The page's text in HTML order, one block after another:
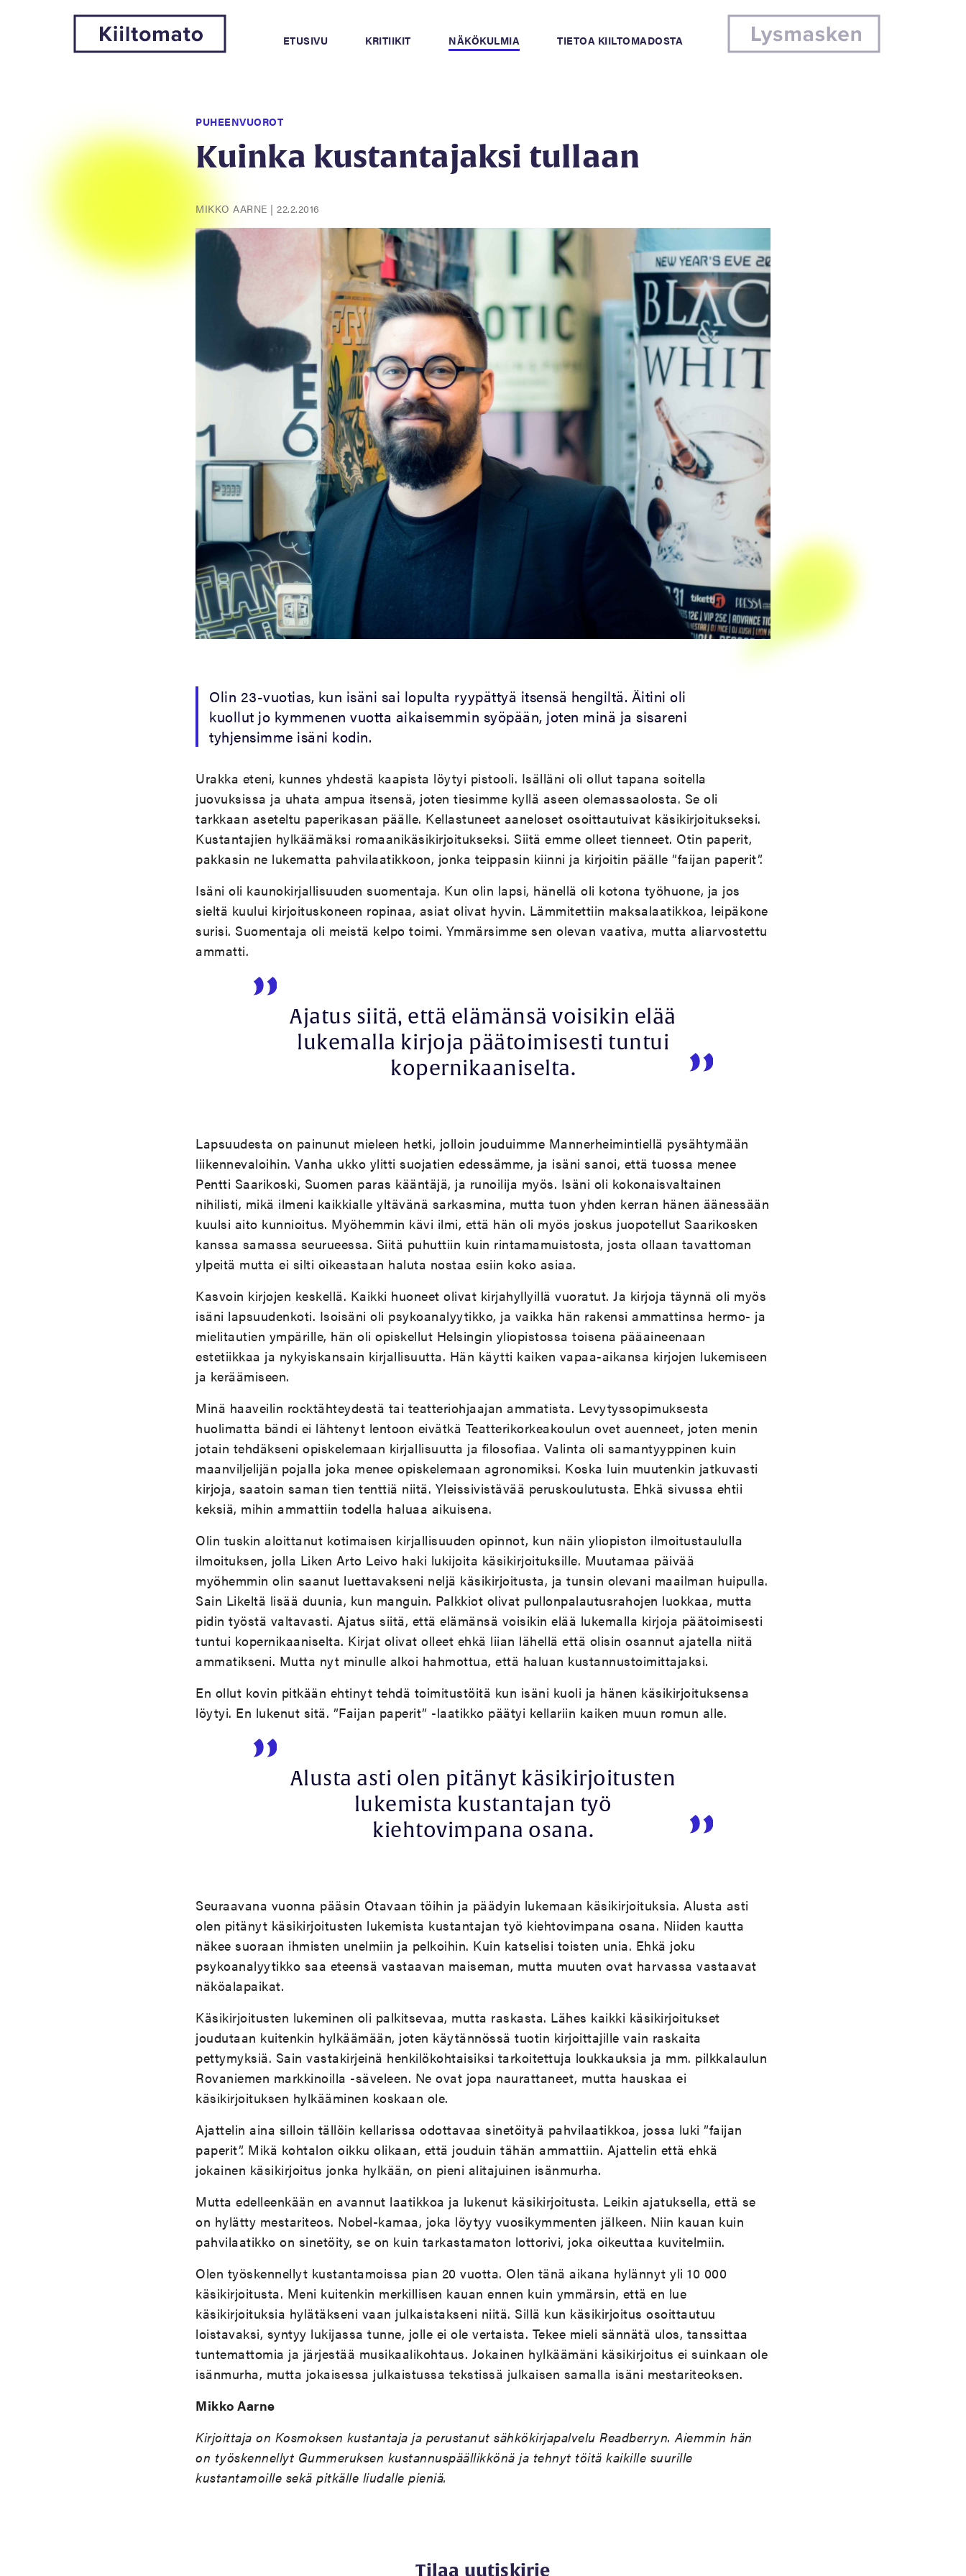
ETUSIVU KRITIIKIT NÄKÖKULMIA TIETOA KIILTOMADOSTA
PUHEENVUOROT
Kuinka kustantajaksi tullaan
MIKKO AARNE | 22.2.2016
Olin 23-vuotias, kun isäni sai lopulta ryypättyä itsensä hengiltä. Äitini oli
kuollut jo kymmenen vuotta aikaisemmin syöpään, joten minä ja sisareni
tyhjensimme isäni kodin.
Urakka eteni, kunnes yhdestä kaapista löytyi pistooli. Isälläni oli ollut tapana soitella
juovuksissa ja uhata ampua itsensä, joten tiesimme kyllä aseen olemassaolosta. Se oli
tarkkaan aseteltu paperikasan päälle. Kellastuneet aaneloset osoittautuivat käsikirjoitukseksi.
Kustantajien hylkäämäksi romaanikäsikirjoitukseksi. Siitä emme olleet tienneet. Otin paperit,
pakkasin ne lukematta pahvilaatikkoon, jonka teippasin kiinni ja kirjoitin päälle ”faijan paperit”.
Isäni oli kaunokirjallisuuden suomentaja. Kun olin lapsi, hänellä oli kotona työhuone, ja jos
sieltä kuului kirjoituskoneen ropinaa, asiat olivat hyvin. Lämmitettiin maksalaatikkoa, leipäkone
surisi. Suomentaja oli meistä kelpo toimi. Ymmärsimme sen olevan vaativa, mutta aliarvostettu
ammatti.
Ajatus siitä, että elämänsä voisikin elää
lukemalla kirjoja päätoimisesti tuntui
kopernikaaniselta.
Lapsuudesta on painunut mieleen hetki, jolloin jouduimme Mannerheimintiellä pysähtymään
liikennevaloihin. Vanha ukko ylitti suojatien edessämme, ja isäni sanoi, että tuossa menee
Pentti Saarikoski, Suomen paras kääntäjä, ja runoilija myös. Isäni oli kokonaisvaltainen
nihilisti, mikä ilmeni kaikkialle yltävänä sarkasmina, mutta tuon yhden kerran hänen äänessään
kuulsi aito kunnioitus. Myöhemmin kävi ilmi, että hän oli myös joskus juopotellut Saarikosken
kanssa samassa seurueessa. Siitä puhuttiin kuin rintamamuistosta, josta ollaan tavattoman
ylpeitä mutta ei silti oikeastaan haluta nostaa esiin koko asiaa.
Kasvoin kirjojen keskellä. Kaikki huoneet olivat kirjahyllyillä vuoratut. Ja kirjoja täynnä oli myös
isäni lapsuudenkoti. Isoisäni oli psykoanalyytikko, ja vaikka hän rakensi ammattinsa hermo- ja
mielitautien ympärille, hän oli opiskellut Helsingin yliopistossa toisena pääaineenaan
estetiikkaa ja nykyiskansain kirjallisuutta. Hän käytti kaiken vapaa-aikansa kirjojen lukemiseen
ja keräämiseen.
Minä haaveilin rocktähteydestä tai teatteriohjaajan ammatista. Levytyssopimuksesta
huolimatta bändi ei lähtenyt lentoon eivätkä Teatterikorkeakoulun ovet auenneet, joten menin
jotain tehdäkseni opiskelemaan kirjallisuutta ja filosofiaa. Valinta oli samantyyppinen kuin
maanviljelijän pojalla joka menee opiskelemaan agronomiksi. Koska luin muutenkin jatkuvasti
kirjoja, saatoin saman tien tenttiä niitä. Yleissivistävää peruskoulutusta. Ehkä sivussa ehtii
keksiä, mihin ammattiin todella haluaa aikuisena.
Olin tuskin aloittanut kotimaisen kirjallisuuden opinnot, kun näin yliopiston ilmoitustaululla
ilmoituksen, jolla Liken Arto Leivo haki lukijoita käsikirjoituksille. Muutamaa päivää
myöhemmin olin saanut luettavakseni neljä käsikirjoitusta, ja tunsin olevani maailman huipulla.
Sain Likeltä lisää duunia, kun manguin. Palkkiot olivat pullonpalautusrahojen luokkaa, mutta
pidin työstä valtavasti. Ajatus siitä, että elämänsä voisikin elää lukemalla kirjoja päätoimisesti
tuntui kopernikaaniselta. Kirjat olivat olleet ehkä liian lähellä että olisin osannut ajatella niitä
ammatikseni. Mutta nyt minulle alkoi hahmottua, että haluan kustannustoimittajaksi.
En ollut kovin pitkään ehtinyt tehdä toimitustöitä kun isäni kuoli ja hänen käsikirjoituksensa
löytyi. En lukenut sitä. ”Faijan paperit” -laatikko päätyi kellariin kaiken muun romun alle.
Alusta asti olen pitänyt käsikirjoitusten
lukemista kustantajan työ
kiehtovimpana osana.
Seuraavana vuonna pääsin Otavaan töihin ja päädyin lukemaan käsikirjoituksia. Alusta asti
olen pitänyt käsikirjoitusten lukemista kustantajan työ kiehtovimpana osana. Niiden kautta
näkee suoraan ihmisten unelmiin ja pelkoihin. Kuin katselisi toisten unia. Ehkä joku
psykoanalyytikko saa eteensä vastaavan maiseman, mutta muuten ovat harvassa vastaavat
näköalapaikat.
Käsikirjoitusten lukeminen oli palkitsevaa, mutta raskasta. Lähes kaikki käsikirjoitukset
joudutaan kuitenkin hylkäämään, joten käytännössä tuotin kirjoittajille vain raskaita
pettymyksiä. Sain vastakirjeinä henkilökohtaisiksi tarkoitettuja loukkauksia ja mm. pilkkalaulun
Rovaniemen markkinoilla -säveleen. Ne ovat jopa naurattaneet, mutta hauskaa ei
käsikirjoituksen hylkääminen koskaan ole.
Ajattelin aina silloin tällöin kellarissa odottavaa sinetöityä pahvilaatikkoa, jossa luki ”faijan
paperit”. Mikä kohtalon oikku olikaan, että jouduin tähän ammattiin. Ajattelin että ehkä
jokainen käsikirjoitus jonka hylkään, on pieni alitajuinen isänmurha.
Mutta edelleenkään en avannut laatikkoa ja lukenut käsikirjoitusta. Leikin ajatuksella, että se
on hylätty mestariteos. Nobel-kamaa, joka löytyy vuosikymmenten jälkeen. Niin kauan kuin
pahvilaatikko on sinetöity, se on kuin tarkastamaton lottorivi, joka oikeuttaa kuvitelmiin.
Olen työskennellyt kustantamoissa pian 20 vuotta. Olen tänä aikana hylännyt yli 10 000
käsikirjoitusta. Meni kuitenkin merkillisen kauan ennen kuin ymmärsin, että en lue
käsikirjoituksia hylätäkseni vaan julkaistakseni niitä. Sillä kun käsikirjoitus osoittautuu
loistavaksi, syntyy lukijassa tunne, jolle ei ole vertaista. Tekee mieli sännätä ulos, tanssittaa
tuntemattomia ja järjestää musikaalikohtaus. Jokainen hylkäämäni käsikirjoitus ei suinkaan ole
isänmurha, mutta jokaisessa julkaistussa tekstissä julkaisen samalla isäni mestariteoksen.
Mikko Aarne
Kirjoittaja on Kosmoksen kustantaja ja perustanut sähkökirjapalvelu Readberryn. Aiemmin hän
on työskennellyt Gummeruksen kustannuspäällikkönä ja tehnyt töitä kaikille suurille
kustantamoille sekä pitkälle liudalle pieniä.
Tilaa uutiskirje